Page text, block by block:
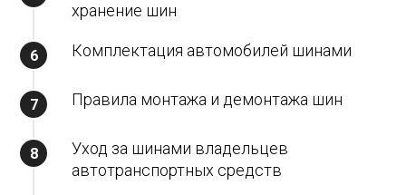
хранение шин
Комплектация автомобилей шинами
Правила монтажа и демонтажа шин
Уход за шинами владельцев
автотранспортных средств